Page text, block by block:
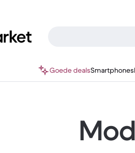
Goede dealsSmartphones